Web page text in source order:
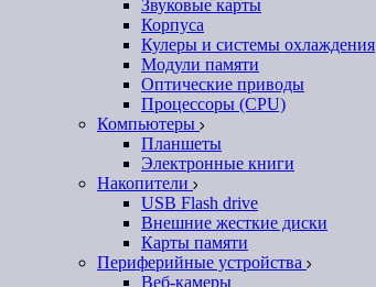
Звуковые карты
Корпуса
Кулеры и системы охлаждения
Модули памяти
Оптические приводы
Процессоры (CPU)
Компьютеры
Планшеты
Электронные книги
Накопители
USB Flash drive
Внешние жесткие диски
Карты памяти
Периферийные устройства
Веб-камеры